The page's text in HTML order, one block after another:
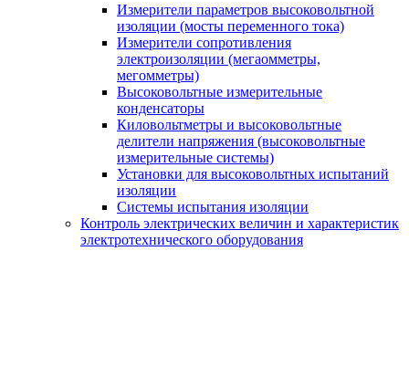
Измерители параметров высоковольтной
изоляции (мосты переменного тока)
Измерители сопротивления
электроизоляции (мегаомметры,
мегомметры)
Высоковольтные измерительные
конденсаторы
Киловольтметры и высоковольтные
делители напряжения (высоковольтные
измерительные системы)
Установки для высоковольтных испытаний
изоляции
Системы испытания изоляции
Контроль электрических величин и характеристик
электротехнического оборудования